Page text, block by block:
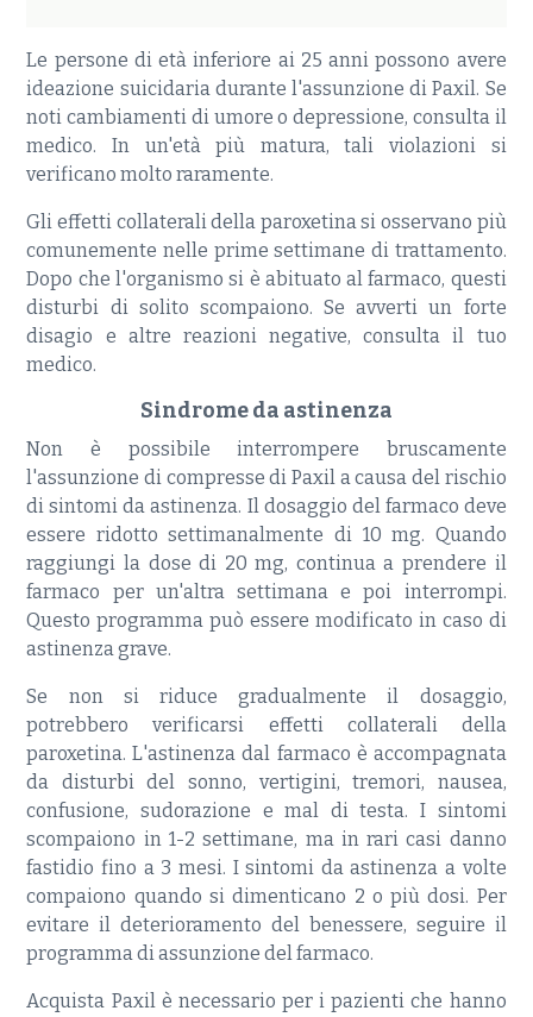
Le persone di età inferiore ai 25 anni possono avere
ideazione suicidaria durante l'assunzione di Paxil. Se
noti cambiamenti di umore o depressione, consulta il
medico. In un'età più matura, tali violazioni si
verificano molto raramente.
Gli effetti collaterali della paroxetina si osservano più
comunemente nelle prime settimane di trattamento.
Dopo che l'organismo si è abituato al farmaco, questi
disturbi di solito scompaiono. Se avverti un forte
disagio e altre reazioni negative, consulta il tuo
medico.
Sindrome da astinenza
Non è possibile interrompere bruscamente
l'assunzione di compresse di Paxil a causa del rischio
di sintomi da astinenza. Il dosaggio del farmaco deve
essere ridotto settimanalmente di 10 mg. Quando
raggiungi la dose di 20 mg, continua a prendere il
farmaco per un'altra settimana e poi interrompi.
Questo programma può essere modificato in caso di
astinenza grave.
Se non si riduce gradualmente il dosaggio,
potrebbero verificarsi effetti collaterali della
paroxetina. L'astinenza dal farmaco è accompagnata
da disturbi del sonno, vertigini, tremori, nausea,
confusione, sudorazione e mal di testa. I sintomi
scompaiono in 1-2 settimane, ma in rari casi danno
fastidio fino a 3 mesi. I sintomi da astinenza a volte
compaiono quando si dimenticano 2 o più dosi. Per
evitare il deterioramento del benessere, seguire il
programma di assunzione del farmaco.
Acquista Paxil è necessario per i pazienti che hanno